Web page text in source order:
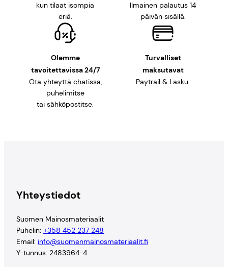
kun tilaat isompia
eriä.
Ilmainen palautus 14
päivän sisällä.
Olemme
tavoitettavissa 24/7
Ota yhteyttä chatissa,
puhelimitse
tai sähköpostitse.
Turvalliset
maksutavat
Paytrail & Lasku.
Yhteystiedot
Suomen Mainosmateriaalit
Puhelin: +358 452 237 248
Email: info@suomenmainosmateriaalit.fi
Y-tunnus: 2483964-4